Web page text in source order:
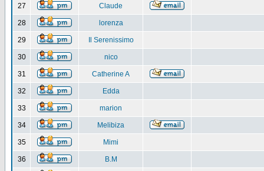
27 Claude
28 lorenza
29 Il Serenissimo
30 nico
31 Catherine A
32 Edda
33 marion
34 Melibiza
35 Mimi
36 B.M